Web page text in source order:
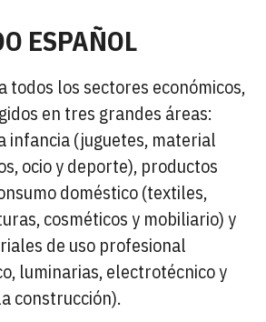
ESPAÑOL
todos los sectores económicos,
en tres grandes áreas:
infancia (juguetes, material
ocio y deporte), productos
doméstico (textiles,
cosméticos y mobiliario) y
de uso profesional
luminarias, electrotécnico y
construcción).